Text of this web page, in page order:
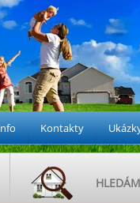
Kontakty
HLEDÁM